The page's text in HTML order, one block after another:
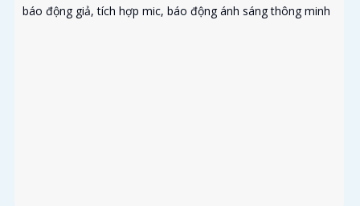
báo động giả, tích hợp mic, báo động ánh sáng thông minh